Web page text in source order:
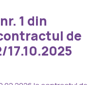
1 din
de